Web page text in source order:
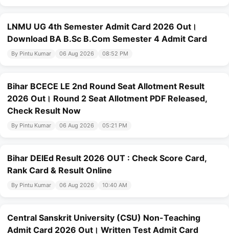
LNMU UG 4th Semester Admit Card 2026 Out।
Download BA B.Sc B.Com Semester 4 Admit Card
By Pintu Kumar 06 Aug 2026 08:52 PM
Bihar BCECE LE 2nd Round Seat Allotment Result
2026 Out। Round 2 Seat Allotment PDF Released,
Check Result Now
By Pintu Kumar 06 Aug 2026 05:21 PM
Bihar DElEd Result 2026 OUT : Check Score Card,
Rank Card & Result Online
By Pintu Kumar 06 Aug 2026 10:40 AM
Central Sanskrit University (CSU) Non-Teaching
Admit Card 2026 Out। Written Test Admit Card